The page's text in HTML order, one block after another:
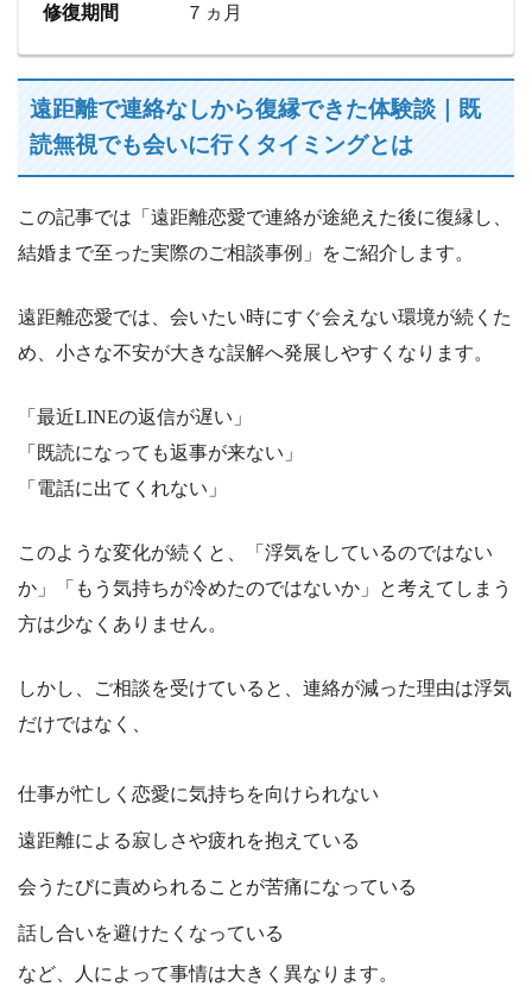
修復期間 ７ヵ月
遠距離で連絡なしから復縁できた体験談｜既
読無視でも会いに行くタイミングとは
この記事では「遠距離恋愛で連絡が途絶えた後に復縁し、
結婚まで至った実際のご相談事例」をご紹介します。
遠距離恋愛では、会いたい時にすぐ会えない環境が続くた
め、小さな不安が大きな誤解へ発展しやすくなります。
「最近LINEの返信が遅い」
「既読になっても返事が来ない」
「電話に出てくれない」
このような変化が続くと、「浮気をしているのではない
か」「もう気持ちが冷めたのではないか」と考えてしまう
方は少なくありません。
しかし、ご相談を受けていると、連絡が減った理由は浮気
だけではなく、
仕事が忙しく恋愛に気持ちを向けられない
遠距離による寂しさや疲れを抱えている
会うたびに責められることが苦痛になっている
話し合いを避けたくなっている
など、人によって事情は大きく異なります。